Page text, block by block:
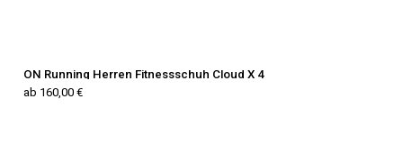
ON Running Herren Fitnessschuh Cloud X 4
ab 160,00 €